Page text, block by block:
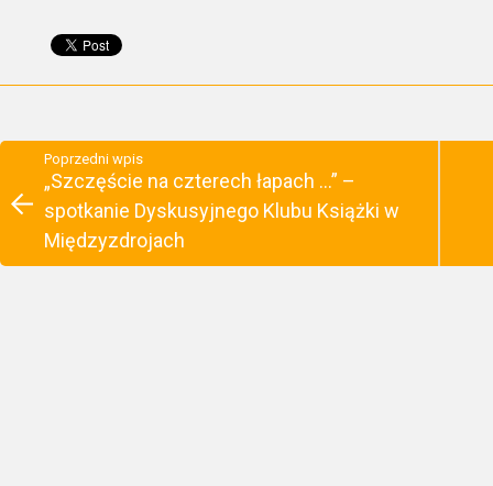
Poprzedni wpis
„Szczęście na czterech łapach …” –
spotkanie Dyskusyjnego Klubu Książki w
Międzyzdrojach